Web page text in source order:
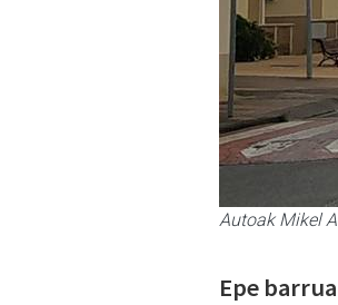
Autoak Mikel
Epe